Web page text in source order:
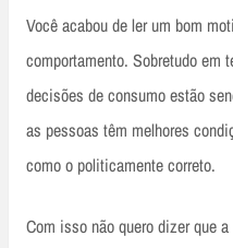
Você acabou de ler um bom
comportamento. Sobretudo em
decisões de consumo estão
as pessoas têm melhores
como o politicamente correto.
Com isso não quero dizer que